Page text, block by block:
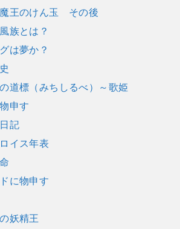
王のけん玉 その後
族とは？
は夢か？
道標（みちしるべ）～歌姫
申す
記
イス年表
に物申す
妖精王